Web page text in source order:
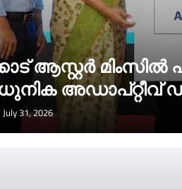
ആസ്റ്റർ
അഡാപ്റ്റീവ്
July 31, 2026